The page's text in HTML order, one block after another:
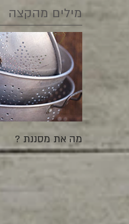
מילים מהקצה
מה את מסננת ?